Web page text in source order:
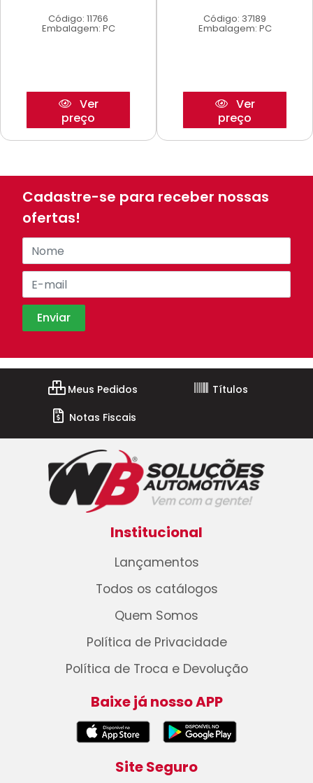
Código: 11766
Embalagem: PC
Ver
preço
Código: 37189
Embalagem: PC
Ver
preço
Cadastre-se para receber nossas
ofertas!
Meus Pedidos
Títulos
Notas Fiscais
Institucional
Lançamentos
Todos os catálogos
Quem Somos
Política de Privacidade
Política de Troca e Devolução
Baixe já nosso APP
Site Seguro